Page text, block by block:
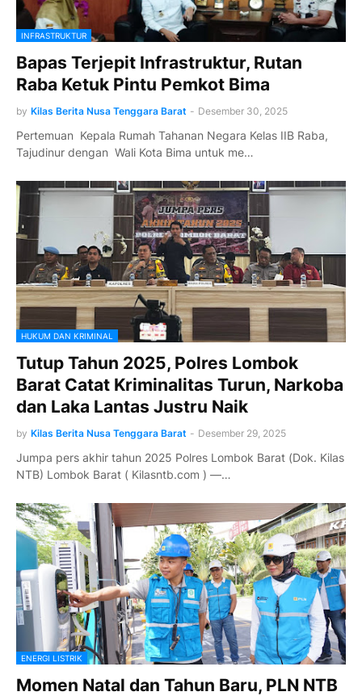
INFRASTRUKTUR
Bapas Terjepit Infrastruktur, Rutan
Raba Ketuk Pintu Pemkot Bima
by Kilas Berita Nusa Tenggara Barat - Desember 30, 2025
Pertemuan Kepala Rumah Tahanan Negara Kelas IIB Raba,
Tajudinur dengan Wali Kota Bima untuk me…
HUKUM DAN KRIMINAL
Tutup Tahun 2025, Polres Lombok
Barat Catat Kriminalitas Turun, Narkoba
dan Laka Lantas Justru Naik
by Kilas Berita Nusa Tenggara Barat - Desember 29, 2025
Jumpa pers akhir tahun 2025 Polres Lombok Barat (Dok. Kilas
NTB) Lombok Barat ( Kilasntb.com ) —…
ENERGI LISTRIK
Momen Natal dan Tahun Baru, PLN NTB